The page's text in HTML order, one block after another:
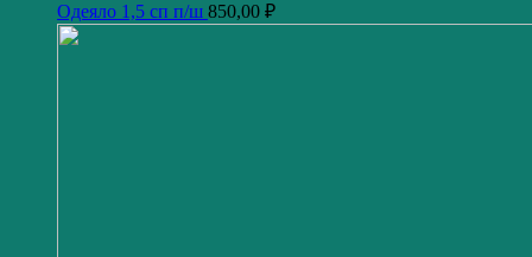
Одеяло 1,5 сп п/ш 850,00 ₽